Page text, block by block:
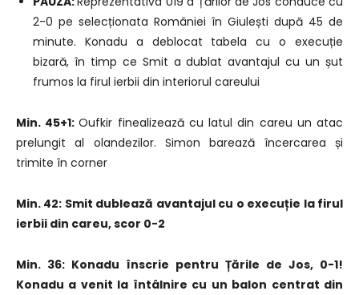
2-0 pe selecționata României în Giulești după 45 de
minute. Konadu a deblocat tabela cu o execuție
bizară, în timp ce Smit a dublat avantajul cu un șut
frumos la firul ierbii din interiorul careului
Min. 45+1:Oufkir finealizează cu latul din careu un atac
prelungit al olandezilor. Simon barează încercarea și
trimite în corner
Min. 42: Smit dublează avantajul cu o execuție la firul
ierbii din careu, scor 0-2
Min. 36: Konadu înscrie pentru Țările de Jos, 0-1!
Konadu a venit la întâlnire cu un balon centrat din